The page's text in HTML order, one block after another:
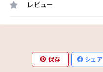
レビュー
保存 シェア